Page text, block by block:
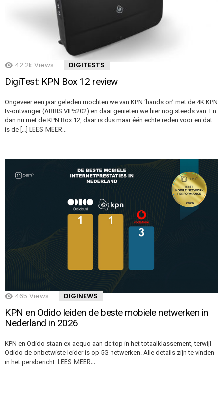
42.2k Views DIGITESTS
DigiTest: KPN Box 12 review
Ongeveer een jaar geleden mochten we van KPN ‘hands on’ met de 4K KPN
tv-ontvanger (ARRIS VIP5202) en daar genieten we hier nog steeds van. En
dan nu met de KPN Box 12, daar is dus maar één echte reden voor en dat
is de […] LEES MEER…
465 Views DIGINEWS
KPN en Odido leiden de beste mobiele netwerken in
Nederland in 2026
KPN en Odido staan ex-aequo aan de top in het totaalklassement, terwijl
Odido de onbetwiste leider is op 5G-netwerken. Alle details zijn te vinden
in het persbericht. LEES MEER…